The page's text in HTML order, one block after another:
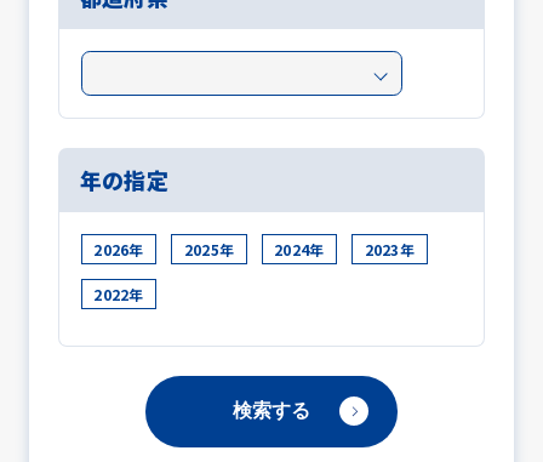
年の指定
2026年 2025年 2024年 2023年
2022年